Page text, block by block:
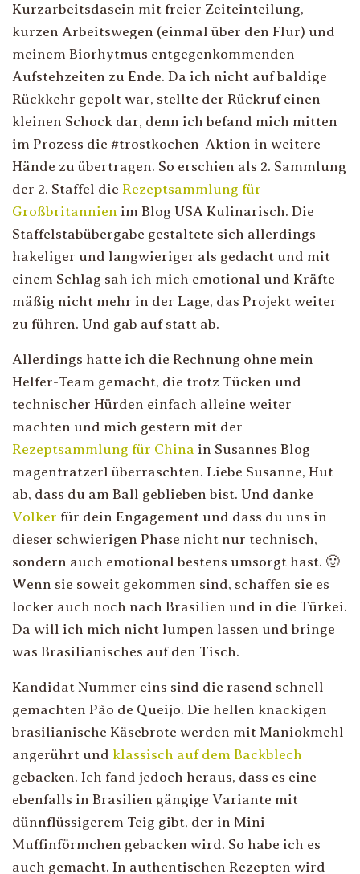
Kurzarbeitsdasein mit freier Zeiteinteilung,
kurzen Arbeitswegen (einmal über den Flur) und
meinem Biorhytmus entgegenkommenden
Aufstehzeiten zu Ende. Da ich nicht auf baldige
Rückkehr gepolt war, stellte der Rückruf einen
kleinen Schock dar, denn ich befand mich mitten
im Prozess die #trostkochen-Aktion in weitere
Hände zu übertragen. So erschien als 2. Sammlung
der 2. Staffel die Rezeptsammlung für
Großbritannien im Blog USA Kulinarisch. Die
Staffelstabübergabe gestaltete sich allerdings
hakeliger und langwieriger als gedacht und mit
einem Schlag sah ich mich emotional und Kräfte-
mäßig nicht mehr in der Lage, das Projekt weiter
zu führen. Und gab auf statt ab.
Allerdings hatte ich die Rechnung ohne mein
Helfer-Team gemacht, die trotz Tücken und
technischer Hürden einfach alleine weiter
machten und mich gestern mit der
Rezeptsammlung für China in Susannes Blog
magentratzerl überraschten. Liebe Susanne, Hut
ab, dass du am Ball geblieben bist. Und danke
Volker für dein Engagement und dass du uns in
dieser schwierigen Phase nicht nur technisch,
sondern auch emotional bestens umsorgt hast. 🙂
Wenn sie soweit gekommen sind, schaffen sie es
locker auch noch nach Brasilien und in die Türkei.
Da will ich mich nicht lumpen lassen und bringe
was Brasilianisches auf den Tisch.
Kandidat Nummer eins sind die rasend schnell
gemachten Pão de Queijo. Die hellen knackigen
brasilianische Käsebrote werden mit Maniokmehl
angerührt und klassisch auf dem Backblech
gebacken. Ich fand jedoch heraus, dass es eine
ebenfalls in Brasilien gängige Variante mit
dünnflüssigerem Teig gibt, der in Mini-
Muffinförmchen gebacken wird. So habe ich es
auch gemacht. In authentischen Rezepten wird